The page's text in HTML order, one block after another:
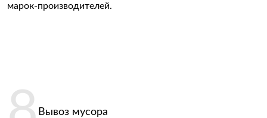
марок-производителей.
Вывоз мусора